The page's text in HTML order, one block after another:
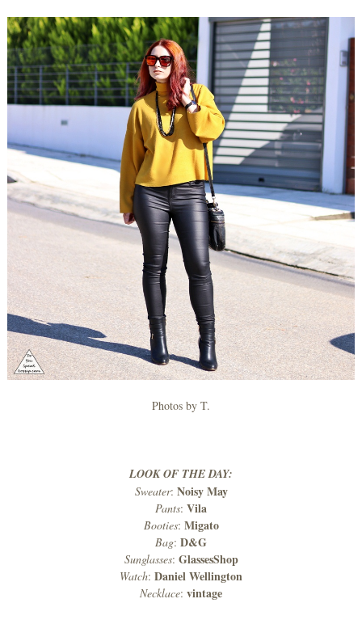
Photos by T.
LOOK OF THE DAY:
Sweater: Noisy May
Pants: Vila
Booties: Migato
Bag: D&G
Sunglasses: GlassesShop
Watch: Daniel Wellington
Necklace: vintage